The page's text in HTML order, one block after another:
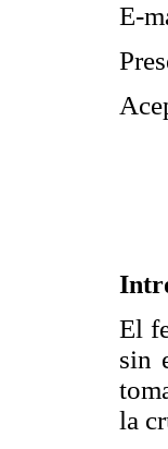
E-
El
sin
la